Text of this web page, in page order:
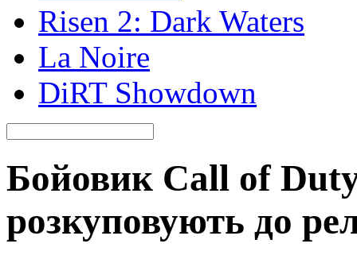
Risen 2: Dark Waters
La Noire
DiRT Showdown
Бойовик Call of
розкуповують до